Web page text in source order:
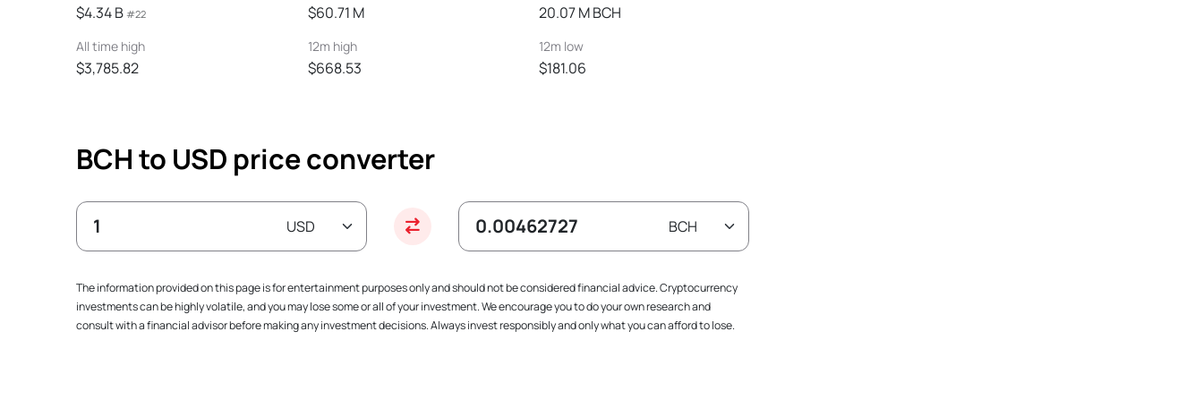
$4.34 B #22 $60.71 M 20.07 M BCH
All time high
$3,785.82
12m high
$668.53
12m low
$181.06
BCH to USD price converter
The information provided on this page is for entertainment purposes only and should not be considered financial advice. Cryptocurrency
investments can be highly volatile, and you may lose some or all of your investment. We encourage you to do your own research and
consult with a financial advisor before making any investment decisions. Always invest responsibly and only what you can afford to lose.